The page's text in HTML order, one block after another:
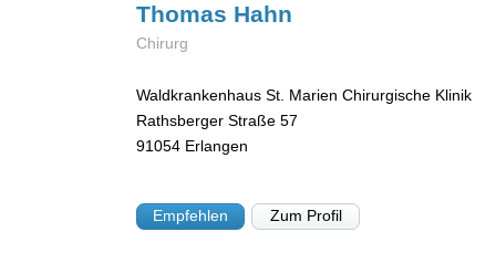
Thomas Hahn
Chirurg
Waldkrankenhaus St. Marien Chirurgische Klinik
Rathsberger Straße 57
91054 Erlangen
Empfehlen Zum Profil